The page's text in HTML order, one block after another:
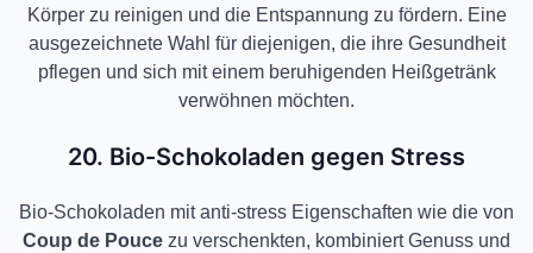
Körper zu reinigen und die Entspannung zu fördern. Eine
ausgezeichnete Wahl für diejenigen, die ihre Gesundheit
pflegen und sich mit einem beruhigenden Heißgetränk
verwöhnen möchten.
20. Bio-Schokoladen gegen Stress
Bio-Schokoladen mit anti-stress Eigenschaften wie die von
Coup de Pouce zu verschenkten, kombiniert Genuss und